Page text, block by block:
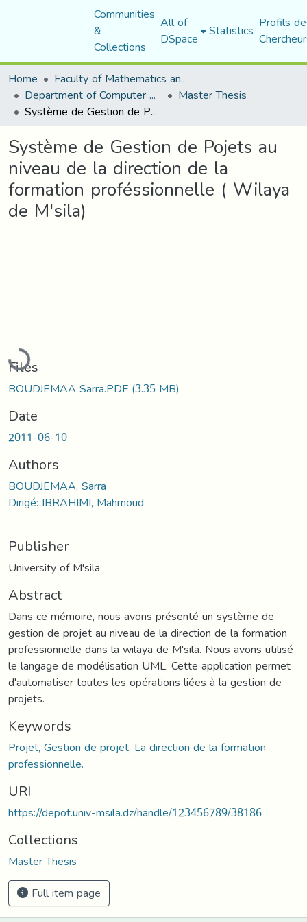
Communities
&
Collections
All of
DSpace Statistics Profils
Home
Faculty of Mathematics and Computer Science
Department of Computer Science Master Thesis
Système de Gestion de Pojets au niveau de la direction de la formation proféssionnelle ( Wilaya de M'sila)
Système de Gestion de Pojets au
niveau de la direction de la
formation proféssionnelle ( Wilaya
de M'sila)
Loading...
Files
BOUDJEMAA Sarra.PDF(3.35 MB)
Date
2011-06-10
Authors
BOUDJEMAA, Sarra
Dirigé: IBRAHIMI, Mahmoud
Publisher
University of M'sila
Abstract
Dans ce mémoire, nous avons présenté un système de
gestion de projet au niveau de la direction de la formation
professionnelle dans la wilaya de M'sila. Nous avons utilisé
le langage de modélisation UML. Cette application permet
d'automatiser toutes les opérations liées à la gestion de
projets.
Keywords
Projet, Gestion de projet, La direction de la formation
professionnelle.
URI
https://depot.univ-msila.dz/handle/123456789/38186
Collections
Master Thesis
Full item page